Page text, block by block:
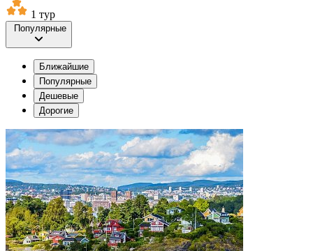
1 тур
Популярные
Ближайшие
Популярные
Дешевые
Дорогие